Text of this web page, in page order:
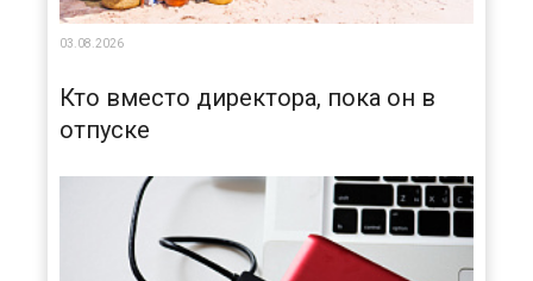
03.08.2026
Кто вместо директора, пока он в
отпуске